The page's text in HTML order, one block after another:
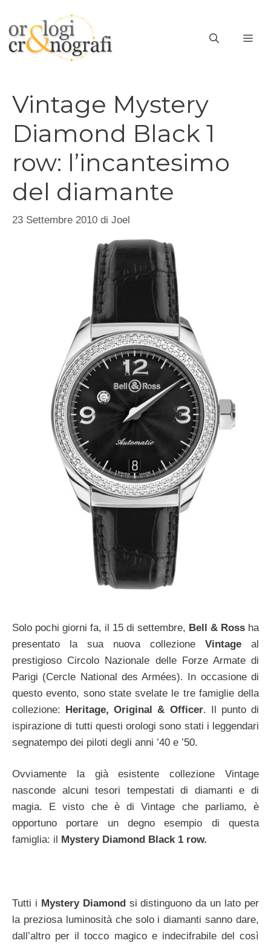
contenuto
Vintage Mystery
Diamond Black 1
row: l’incantesimo
del diamante
23 Settembre 2010 di Joel
Solo pochi giorni fa, il 15 di settembre, Bell & Ross ha
presentato la sua nuova collezione Vintage al
prestigioso Circolo Nazionale delle Forze Armate di
Parigi (Cercle National des Armées). In occasione di
questo evento, sono state svelate le tre famiglie della
collezione: Heritage, Original & Officer. Il punto di
ispirazione di tutti questi orologi sono stati i leggendari
segnatempo dei piloti degli anni ’40 e ’50.
Ovviamente la già esistente collezione Vintage
nasconde alcuni tesori tempestati di diamanti e di
magia. E visto che è di Vintage che parliamo, è
opportuno portare un degno esempio di questa
famiglia: il Mystery Diamond Black 1 row.
Tutti i Mystery Diamondsi distinguono da un lato per
la preziosa luminosità che solo i diamanti sanno dare,
dall’altro per il tocco magico e indecifrabile del così